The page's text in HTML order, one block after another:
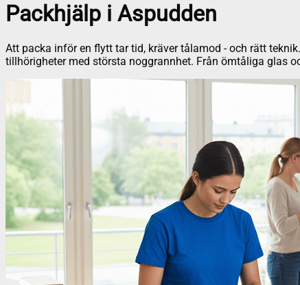
Packhjälp i Aspudden
Att packa inför en flytt tar tid, kräver tålamod - och rätt
tillhörigheter med största noggrannhet. Från ömtåliga glas